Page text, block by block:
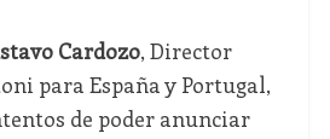
Cardozo, Director
para España y Portugal,
de poder anunciar